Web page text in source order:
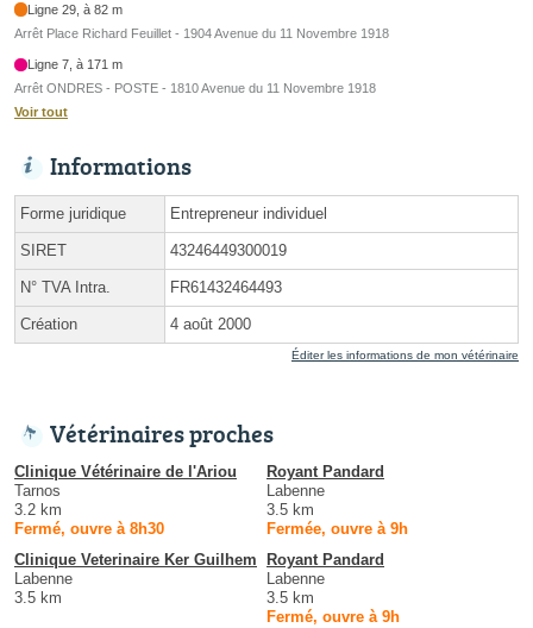
Ligne 29, à 82 m
Arrêt Place Richard Feuillet - 1904 Avenue du 11 Novembre 1918
Ligne 7, à 171 m
Arrêt ONDRES - POSTE - 1810 Avenue du 11 Novembre 1918
Voir tout
Informations
Forme juridique Entrepreneur individuel
SIRET 43246449300019
N° TVA Intra. FR61432464493
Création 4 août 2000
Éditer les informations de mon vétérinaire
Vétérinaires proches
Clinique Vétérinaire de l'Ariou
Tarnos
3.2 km
Fermé, ouvre à 8h30
Royant Pandard
Labenne
3.5 km
Fermée, ouvre à 9h
Clinique Veterinaire Ker Guilhem
Labenne
3.5 km
Royant Pandard
Labenne
3.5 km
Fermé, ouvre à 9h